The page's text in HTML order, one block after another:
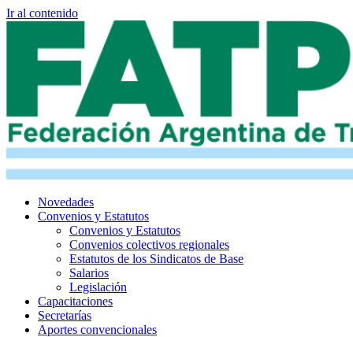
Ir al contenido
Novedades
Convenios y Estatutos
Convenios y Estatutos
Convenios colectivos regionales
Estatutos de los Sindicatos de Base
Salarios
Legislación
Capacitaciones
Secretarías
Aportes convencionales